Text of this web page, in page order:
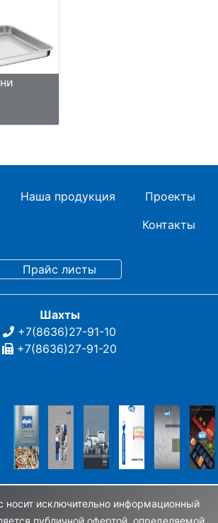
Наша продукция
Проекты
Контакты
Шахты
+7(8636)27-91-10
+7(8636)27-91-20
носит исключительно информационный
публичной офертой, определяемой